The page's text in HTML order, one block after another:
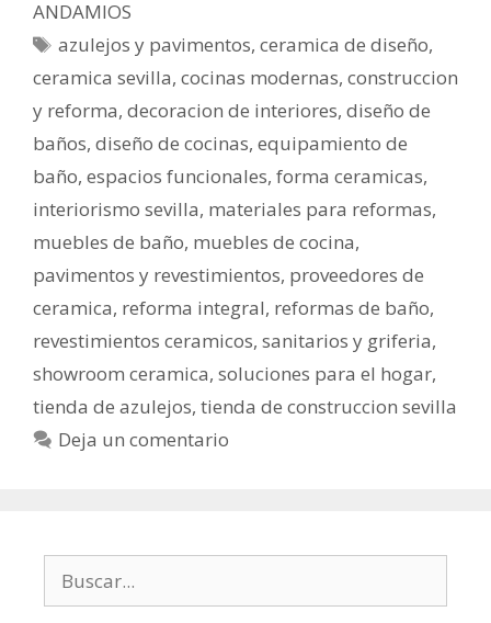
ANDAMIOS
azulejos y pavimentos,ceramica de diseño,
ceramica sevilla, cocinas modernas, construccion
y reforma, decoracion de interiores, diseño de
baños, diseño de cocinas, equipamiento de
baño, espacios funcionales, forma ceramicas,
interiorismo sevilla, materiales para reformas,
muebles de baño, muebles de cocina,
pavimentos y revestimientos, proveedores de
ceramica, reforma integral, reformas de baño,
revestimientos ceramicos, sanitarios y griferia,
showroom ceramica, soluciones para el hogar,
tienda de azulejos, tienda de construccion sevilla
Deja un comentario